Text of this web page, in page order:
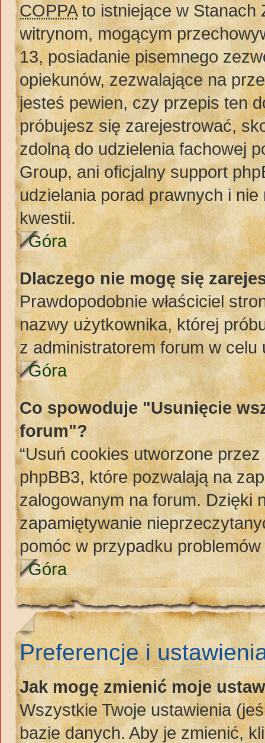
COPPAto istniejące w Stanach
witrynom, mogącym
13, posiadanie pisemnego
opiekunów, zezwalające na
jesteś pewien, czy przepis ten
próbujesz się zarejestrować,
zdolną do udzielenia fachowej
Group, ani oficjalny support
udzielania porad prawnych i
kwestii.
Góra
Dlaczego nie mogę się
Prawdopodobnie właściciel
nazwy użytkownika, której
z administratorem forum w celu
Góra
Co spowoduje "Usunięcie
forum"?
“Usuń cookies utworzone
phpBB3, które pozwalają na
zalogowanym na forum. Dzięki
zapamiętywanie
pomóc w przypadku
Góra
Preferencje i
Jak mogę zmienić moje
Wszystkie Twoje ustawienia
bazie danych. Aby je zmienić,